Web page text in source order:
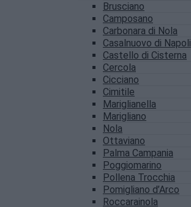
Brusciano
Camposano
Carbonara di Nola
Casalnuovo di Napoli
Castello di Cisterna
Cercola
Cicciano
Cimitile
Mariglianella
Marigliano
Nola
Ottaviano
Palma Campania
Poggiomarino
Pollena Trocchia
Pomigliano d’Arco
Roccarainola